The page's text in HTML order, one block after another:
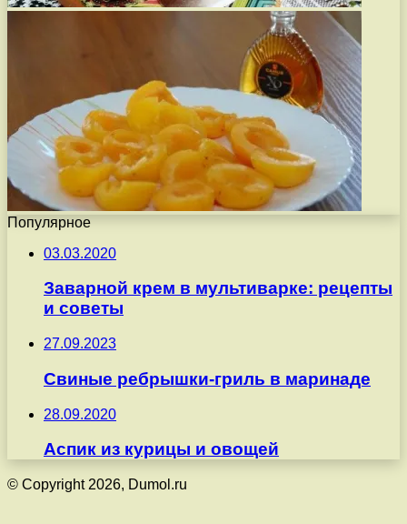
Популярное
03.03.2020
Заварной крем в мультиварке: рецепты
и советы
27.09.2023
Свиные ребрышки-гриль в маринаде
28.09.2020
Аспик из курицы и овощей
© Copyright 2026, Dumol.ru